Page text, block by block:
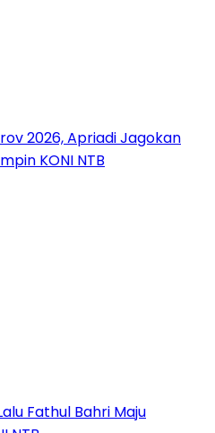
2026, Apriadi Jagokan
KONI NTB
Fathul Bahri Maju